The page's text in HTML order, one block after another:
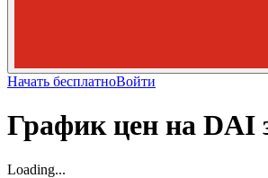
Начать бесплатноВойти
График цен на DAI
Loading...